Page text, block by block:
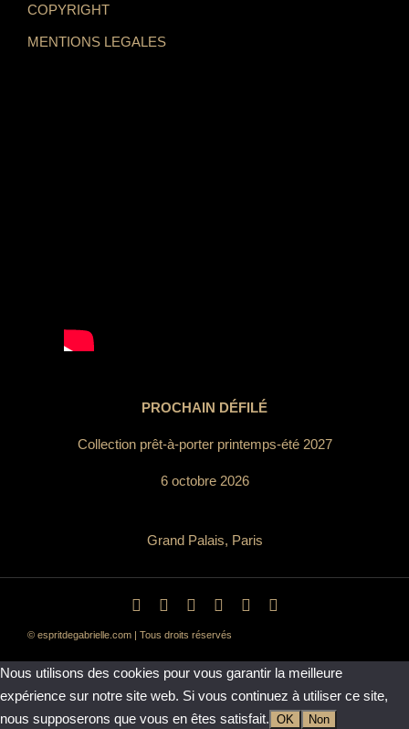
COPYRIGHT
MENTIONS LEGALES
PROCHAIN DÉFILÉ
Collection prêt-à-porter printemps-été 2027
6 octobre 2026
Grand Palais, Paris
© espritdegabrielle.com | Tous droits réservés
Nous utilisons des cookies pour vous garantir la meilleure
expérience sur notre site web. Si vous continuez à utiliser ce site,
nous supposerons que vous en êtes satisfait. OK
Non